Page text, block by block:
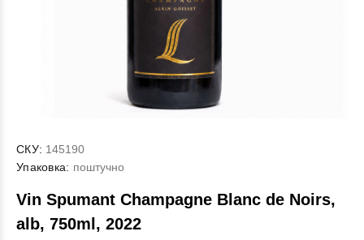
СКУ: 145190
Упаковка: поштучно
Vin Spumant Champagne Blanc de Noirs,
alb, 750ml, 2022